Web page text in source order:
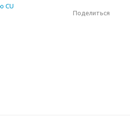
Поделиться